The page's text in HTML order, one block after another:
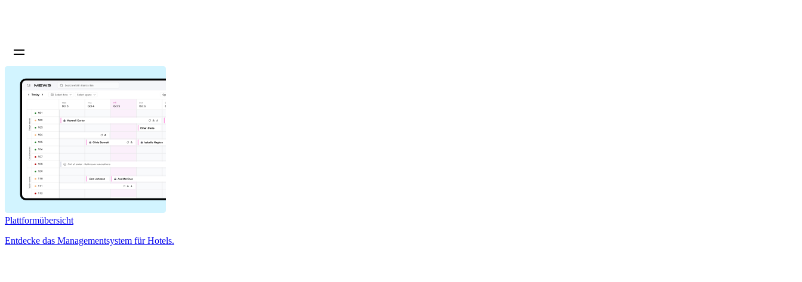
Plattformübersicht
Entdecke das Managementsystem für Hotels.